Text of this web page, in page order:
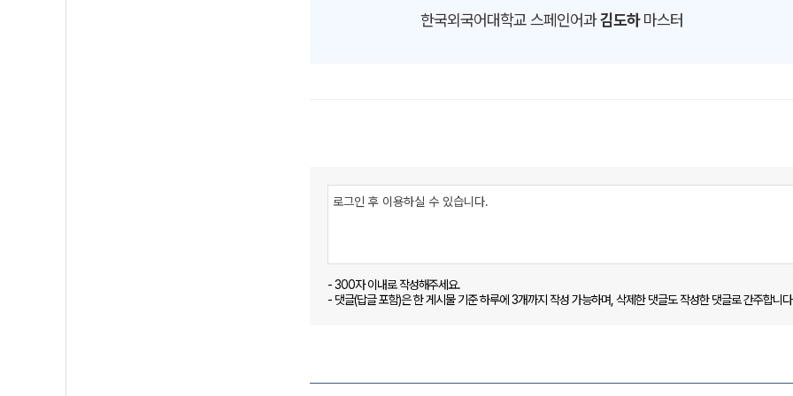
한국외국어대학교 스페인어과김도하마스터
- 300자 이내로 작성해주세요.
- 댓글(답글 포함)은 한 게시물 기준 하루에 3개까지 작성 가능하며, 삭제한 댓글도 작성한 댓글로 간주합니